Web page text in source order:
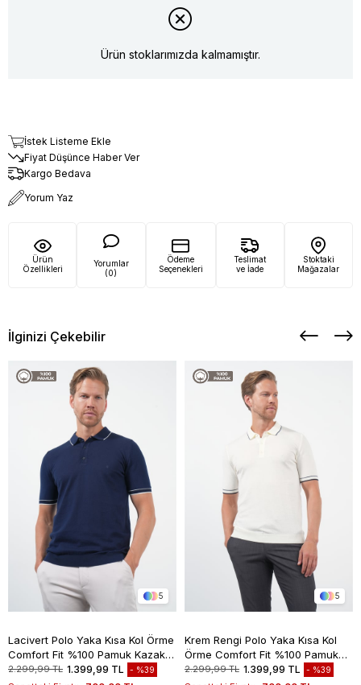
Ürün stoklarımızda kalmamıştır.
İstek Listeme Ekle
Fiyat Düşünce Haber Ver
Kargo Bedava
Yorum Yaz
Ürün
Özellikleri
Yorumlar
(0)
Ödeme
Seçenekleri
Teslimat
ve İade
Stoktaki
Mağazalar
İlginizi Çekebilir
5
Lacivert Polo Yaka Kısa Kol Örme
Comfort Fit %100 Pamuk Kazak
1012260151
2.299,99 TL 1.399,99 TL %39
5
Krem Rengi Polo Yaka Kısa Kol
Örme Comfort Fit %100 Pamuk
Kazak 1012260151
2.299,99 TL 1.399,99 TL %39